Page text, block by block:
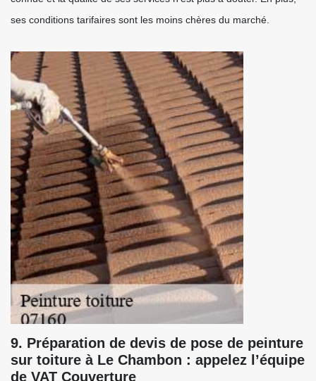
ses conditions tarifaires sont les moins chères du marché.
9. Préparation de devis de pose de peinture
sur toiture à Le Chambon : appelez l’équipe
de VAT Couverture